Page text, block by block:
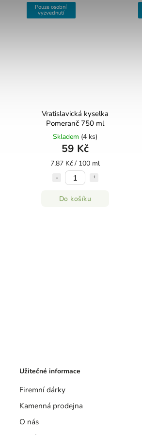
Pouze osobní
vyzvednutí
Vratislavická kyselka
Pomeranč 750 ml
Skladem (4 ks)
59 Kč
7,87 Kč / 100 ml
Do košíku
Užitečné informace
Firemní dárky
Kamenná prodejna
O nás